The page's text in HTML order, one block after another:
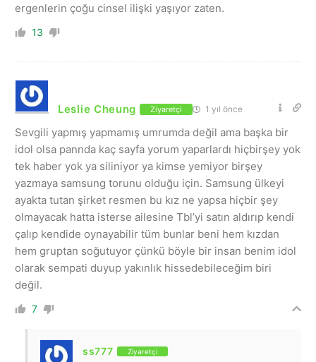
ergenlerin çoğu cinsel ilişki yaşıyor zaten.
13
Leslie Cheung Ziyaretçi 1 yıl önce
Sevgili yapmış yapmamış umrumda değil ama başka bir
idol olsa pannda kaç sayfa yorum yaparlardı hiçbirşey yok
tek haber yok ya siliniyor ya kimse yemiyor birşey
yazmaya samsung torunu olduğu için. Samsung ülkeyi
ayakta tutan şirket resmen bu kız ne yapsa hiçbir şey
olmayacak hatta isterse ailesine Tbl’yi satın aldırıp kendi
çalıp kendide oynayabilir tüm bunlar beni hem kızdan
hem gruptan soğutuyor çünkü böyle bir insan benim idol
olarak sempati duyup yakınlık hissedebileceğim biri
değil.
7
ss777 Ziyaretçi